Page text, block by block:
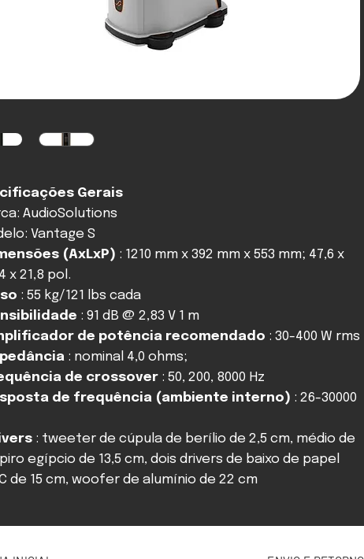
Gerais
AudioSolutions
Vantage S
(AxLxP) : 1210 mm x 392 mm x 553 mm; 47,6 x
x 21,8 pol.
: 55 kg/121 lbs cada
: 91 dB @ 2,83 V 1 m
de potência recomendado : 30-400 W rms
: nominal 4,0 ohms;
de crossover : 50, 200, 8000 Hz
de frequência (ambiente interno) : 26-30000
: tweeter de cúpula de berílio de 2,5 cm, médio de
egípcio de 13,5 cm, dois drivers de baixo de papel
de 15 cm, woofer de alumínio de 22 cm